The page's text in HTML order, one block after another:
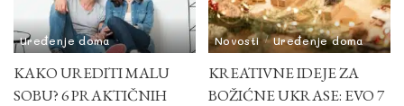
Uređenje doma
KAKO UREDITI MALU
SOBU? 6 PRAKTIČNIH
Novosti Uređenje doma
KREATIVNE IDEJE ZA
BOŽIĆNE UKRASE: EVO 7